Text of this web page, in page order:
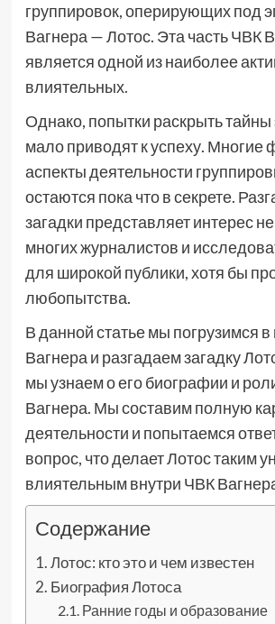
группировок, оперирующих под
Вагнера — Лотос. Эта часть ЧВК
является одной из наиболее
влиятельных.
Однако, попытки раскрыть тайны
мало приводят к успеху. Многие
аспекты деятельности
остаются пока что в секрете.
загадки представляет интерес
многих журналистов и
для широкой публики, хотя бы
любопытства.
В данной статье мы погрузимся
Вагнера и разгадаем загадку
мы узнаем о его биографии и
Вагнера. Мы составим полную
деятельности и попытаемся
вопрос, что делает Лотос таким
влиятельным внутри ЧВК
Содержание
Лотос: кто это и чем известен
Биография Лотоса
Ранние годы и образование